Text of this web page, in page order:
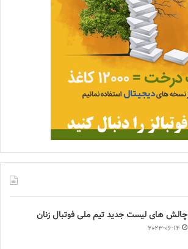
چالش هاى ليست جدید تيم ملى فوتبال زنان
2023-06-14